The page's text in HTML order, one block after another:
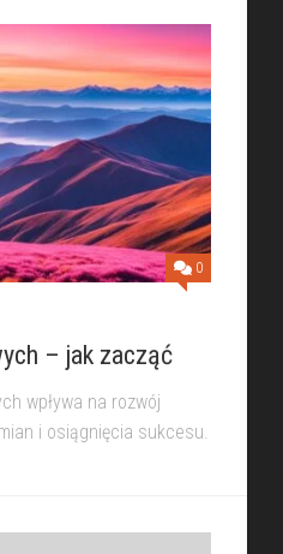
0
– jak zacząć
wpływa na rozwój
i osiągnięcia sukcesu.